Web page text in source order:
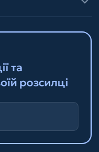
та
розсилці